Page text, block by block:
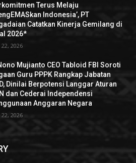
Terus Melaju
Indonesia’, PT
Catatkan Kinerja Gemilang di
2026*
2026
Mujianto CEO Tabloid FBI Soroti
Guru PPPK Rangkap Jabatan
Dinilai Berpotensi Langgar Aturan
dan Cederai Independensi
Anggaran Negara
2026